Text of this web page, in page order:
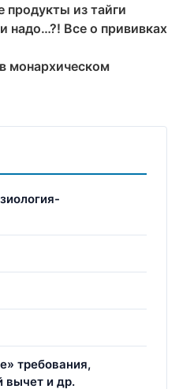
из тайги
надо…?! Все о прививках
монархическом
требования,
вычет и др.